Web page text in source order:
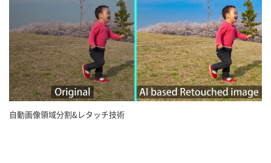
自動画像領域分割&レタッチ技術